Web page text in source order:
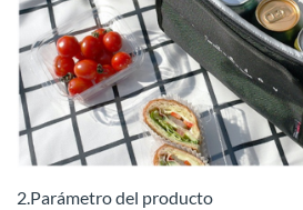
2.Parámetro del producto